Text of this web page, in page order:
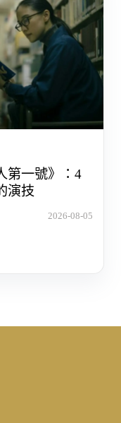
第一號》：4
演技
2026-08-05